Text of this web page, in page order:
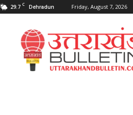
29.7 C Dehradun Friday, August 7, 2026
Uttarakahnd
Bulletin